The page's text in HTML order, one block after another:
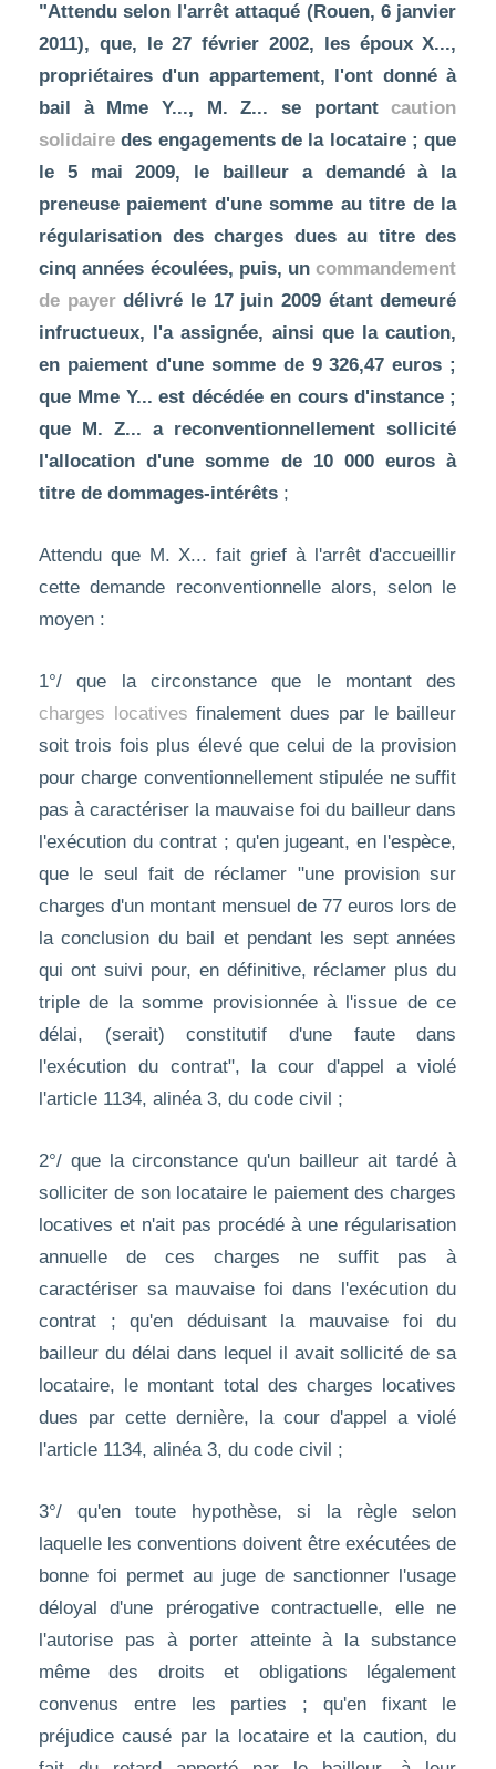
"Attendu selon l'arrêt attaqué (Rouen, 6 janvier
2011), que, le 27 février 2002, les époux X...,
propriétaires d'un appartement, l'ont donné à
bail à Mme Y..., M. Z... se portantcaution
solidairedes engagements de la locataire ; que
le 5 mai 2009, le bailleur a demandé à la
preneuse paiement d'une somme au titre de la
régularisation des charges dues au titre des
cinq années écoulées, puis, uncommandement
de payerdélivré le 17 juin 2009 étant demeuré
infructueux, l'a assignée, ainsi que la caution,
en paiement d'une somme de 9 326,47 euros ;
que Mme Y... est décédée en cours d'instance ;
que M. Z... a reconventionnellement sollicité
l'allocation d'une somme de 10 000 euros à
titre de dommages-intérêts;
Attendu que M. X... fait grief à l'arrêt d'accueillir
cette demande reconventionnelle alors, selon le
moyen :
1°/ que la circonstance que le montant des
charges locatives finalement dues par le bailleur
soit trois fois plus élevé que celui de la provision
pour charge conventionnellement stipulée ne suffit
pas à caractériser la mauvaise foi du bailleur dans
l'exécution du contrat ; qu'en jugeant, en l'espèce,
que le seul fait de réclamer "une provision sur
charges d'un montant mensuel de 77 euros lors de
la conclusion du bail et pendant les sept années
qui ont suivi pour, en définitive, réclamer plus du
triple de la somme provisionnée à l'issue de ce
délai, (serait) constitutif d'une faute dans
l'exécution du contrat", la cour d'appel a violé
l'article 1134, alinéa 3, du code civil ;
2°/ que la circonstance qu'un bailleur ait tardé à
solliciter de son locataire le paiement des charges
locatives et n'ait pas procédé à une régularisation
annuelle de ces charges ne suffit pas à
caractériser sa mauvaise foi dans l'exécution du
contrat ; qu'en déduisant la mauvaise foi du
bailleur du délai dans lequel il avait sollicité de sa
locataire, le montant total des charges locatives
dues par cette dernière, la cour d'appel a violé
l'article 1134, alinéa 3, du code civil ;
3°/ qu'en toute hypothèse, si la règle selon
laquelle les conventions doivent être exécutées de
bonne foi permet au juge de sanctionner l'usage
déloyal d'une prérogative contractuelle, elle ne
l'autorise pas à porter atteinte à la substance
même des droits et obligations légalement
convenus entre les parties ; qu'en fixant le
préjudice causé par la locataire et la caution, du